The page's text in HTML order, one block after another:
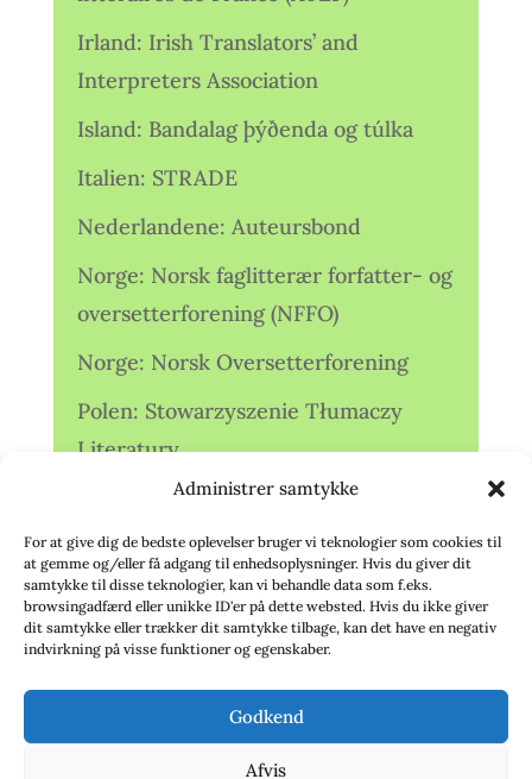
Administrer samtykke
For at give dig de bedste oplevelser bruger vi teknologier som cookies til
at gemme og/eller få adgang til enhedsoplysninger. Hvis du giver dit
samtykke til disse teknologier, kan vi behandle data som f.eks.
browsingadfærd eller unikke ID'er på dette websted. Hvis du ikke giver
dit samtykke eller trækker dit samtykke tilbage, kan det have en negativ
indvirkning på visse funktioner og egenskaber.
Godkend
Afvis
Irland: Irish Translators’ and
Interpreters Association
Island: Bandalag þýðenda og túlka
Italien: STRADE
Nederlandene: Auteursbond
Norge: Norsk faglitterær forfatter- og
oversetterforening (NFFO)
Norge: Norsk Oversetterforening
Polen: Stowarzyszenie Tłumaczy
Literatury
Storbritannien: Translators
Association (TA)
Sverige: Översättarsektionen (Ö.)
Sverige: Översättarcentrum (ÖC)
deutschsprachiger Übersetzer (VdÜ)